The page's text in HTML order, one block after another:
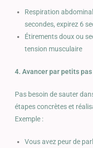
Respiration
secondes, expirez 6
Étirements doux ou
tension musculaire
4. Avancer par petits pas
Pas besoin de sauter
étapes concrètes et
Exemple :
Vous avez peur de